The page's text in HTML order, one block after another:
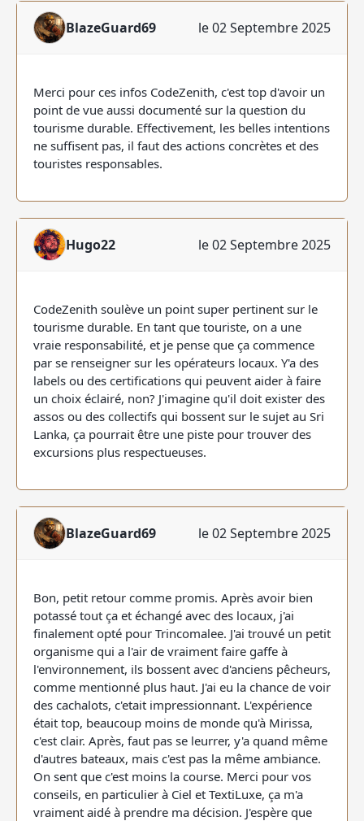
BlazeGuard69 le 02 Septembre 2025
Merci pour ces infos CodeZenith, c'est top d'avoir un
point de vue aussi documenté sur la question du
tourisme durable. Effectivement, les belles intentions
ne suffisent pas, il faut des actions concrètes et des
touristes responsables.
Hugo22 le 02 Septembre 2025
CodeZenith soulève un point super pertinent sur le
tourisme durable. En tant que touriste, on a une
vraie responsabilité, et je pense que ça commence
par se renseigner sur les opérateurs locaux. Y'a des
labels ou des certifications qui peuvent aider à faire
un choix éclairé, non? J'imagine qu'il doit exister des
assos ou des collectifs qui bossent sur le sujet au Sri
Lanka, ça pourrait être une piste pour trouver des
excursions plus respectueuses.
BlazeGuard69 le 02 Septembre 2025
Bon, petit retour comme promis. Après avoir bien
potassé tout ça et échangé avec des locaux, j'ai
finalement opté pour Trincomalee. J'ai trouvé un petit
organisme qui a l'air de vraiment faire gaffe à
l'environnement, ils bossent avec d'anciens pêcheurs,
comme mentionné plus haut. J'ai eu la chance de voir
des cachalots, c'etait impressionnant. L'expérience
était top, beaucoup moins de monde qu'à Mirissa,
c'est clair. Après, faut pas se leurrer, y'a quand même
d'autres bateaux, mais c'est pas la même ambiance.
On sent que c'est moins la course. Merci pour vos
conseils, en particulier à Ciel et TextiLuxe, ça m'a
vraiment aidé à prendre ma décision. J'espère que